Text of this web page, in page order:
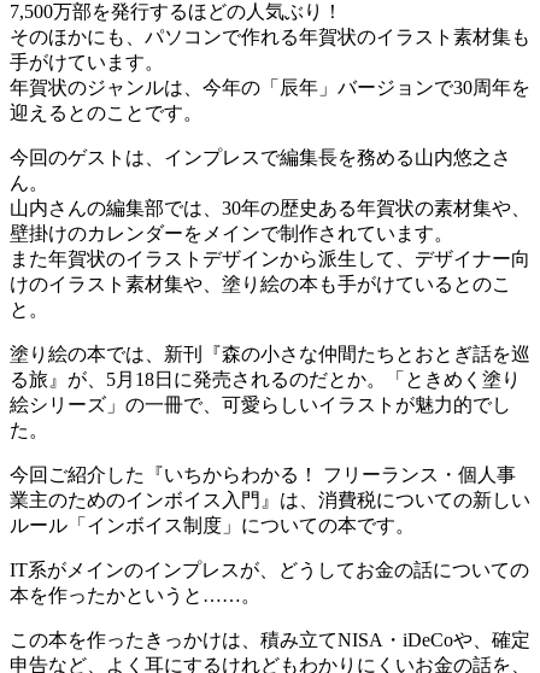
7,500万部を発行するほどの人気ぶり！
そのほかにも、パソコンで作れる年賀状のイラスト素材集も
手がけています。
年賀状のジャンルは、今年の「辰年」バージョンで30周年を
迎えるとのことです。
今回のゲストは、インプレスで編集長を務める山内悠之さ
ん。
山内さんの編集部では、30年の歴史ある年賀状の素材集や、
壁掛けのカレンダーをメインで制作されています。
また年賀状のイラストデザインから派生して、デザイナー向
けのイラスト素材集や、塗り絵の本も手がけているとのこ
と。
塗り絵の本では、新刊『森の小さな仲間たちとおとぎ話を巡
る旅』が、5月18日に発売されるのだとか。「ときめく塗り
絵シリーズ」の一冊で、可愛らしいイラストが魅力的でし
た。
今回ご紹介した『いちからわかる！ フリーランス・個人事
業主のためのインボイス入門』は、消費税についての新しい
ルール「インボイス制度」についての本です。
IT系がメインのインプレスが、どうしてお金の話についての
本を作ったかというと……。
この本を作ったきっかけは、積み立てNISA・iDeCoや、確定
申告など、よく耳にするけれどもわかりにくいお金の話を、